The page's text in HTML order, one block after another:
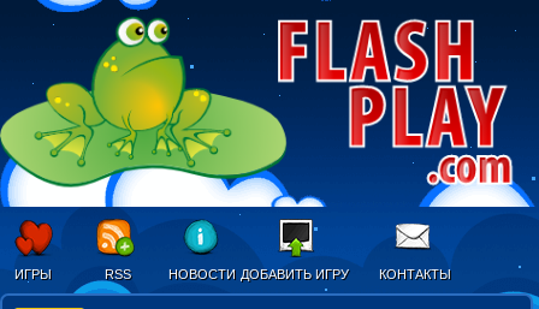
ИГРЫ RSS НОВОСТИ ДОБАВИТЬ ИГРУ КОНТАКТЫ